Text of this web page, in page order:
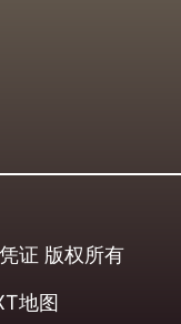
证 版权所有
地图